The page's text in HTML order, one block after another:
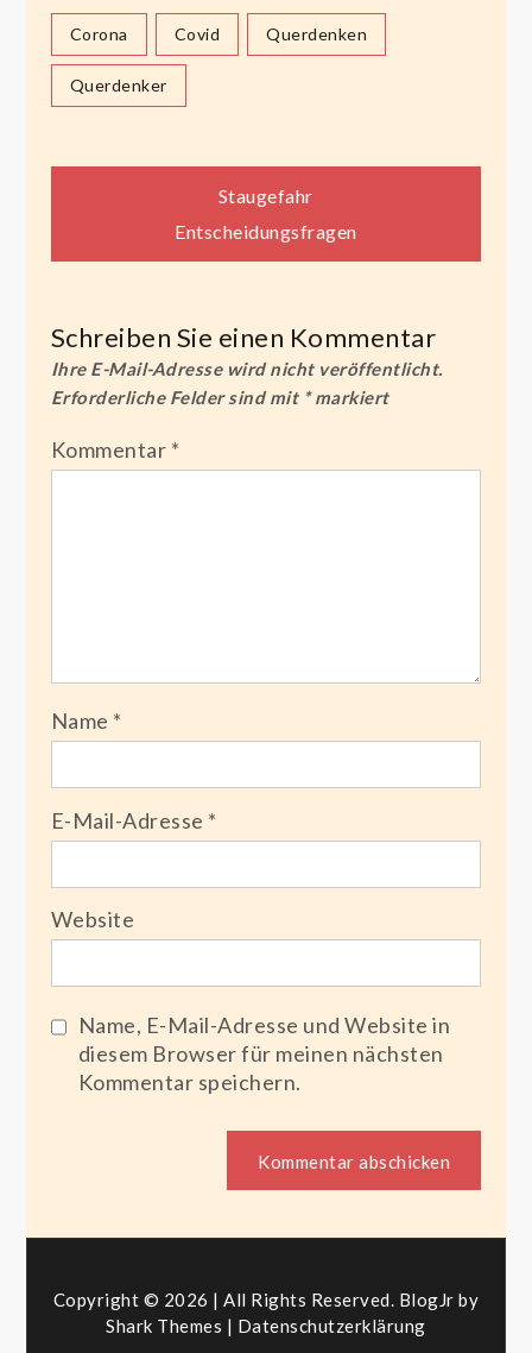
Corona Covid Querdenken
Querdenker
Beitragsnavigation
Staugefahr
Entscheidungsfragen
Schreiben Sie einen Kommentar
Ihre E-Mail-Adresse wird nicht veröffentlicht.
Erforderliche Felder sind mit *markiert
Kommentar *
Name *
E-Mail-Adresse *
Website
Name, E-Mail-Adresse und Website in
diesem Browser für meinen nächsten
Kommentar speichern.
Copyright © 2026 | All Rights Reserved. BlogJr by
Shark Themes | Datenschutzerklärung